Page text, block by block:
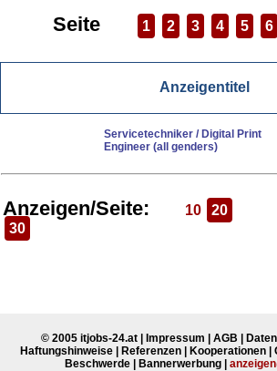
Seite 1 2 3 4 5 6
Anzeigentitel
Servicetechniker / Digital Print
Engineer (all genders)
Anzeigen/Seite: 10
20
30
© 2005 itjobs-24.at Impressum AGB
Haftungshinweise| Referenzen| Kooperationen|
Beschwerde| Bannerwerbung|